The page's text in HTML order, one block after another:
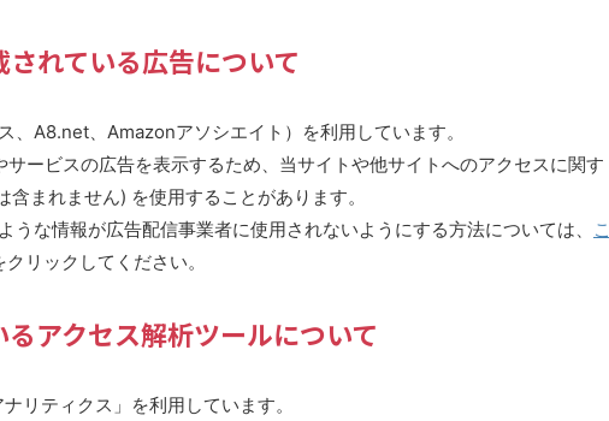
されている広告について
A8.net、Amazonアソシエイト）を利用しています。
ービスの広告を表示するため、当サイトや他サイトへのアクセスに関す
まれません) を使用することがあります。
な情報が広告配信事業者に使用されないようにする方法については、
こ
ックしてください。
アクセス解析ツールについて
リティクス」を利用しています。